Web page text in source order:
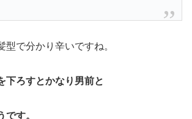
型で分かり辛いですね。
下ろすとかなり男前と
です。